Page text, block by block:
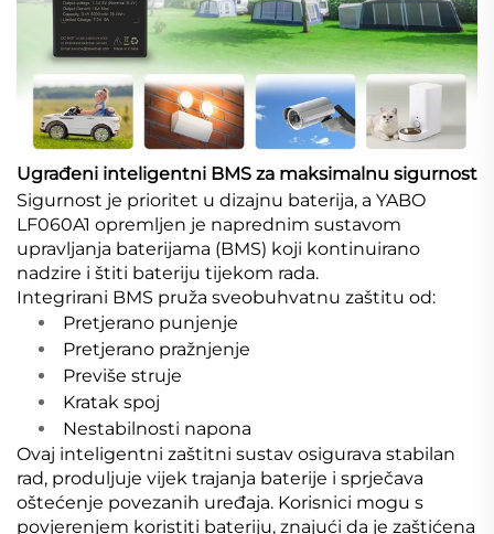
Ugrađeni inteligentni BMS za maksimalnu sigurnost
Sigurnost je prioritet u dizajnu baterija, a YABO
LF060A1 opremljen je naprednim sustavom
upravljanja baterijama (BMS) koji kontinuirano
nadzire i štiti bateriju tijekom rada.
Integrirani BMS pruža sveobuhvatnu zaštitu od:
Pretjerano punjenje
Pretjerano pražnjenje
Previše struje
Kratak spoj
Nestabilnosti napona
Ovaj inteligentni zaštitni sustav osigurava stabilan
rad, produljuje vijek trajanja baterije i sprječava
oštećenje povezanih uređaja. Korisnici mogu s
povjerenjem koristiti bateriju, znajući da je zaštićena